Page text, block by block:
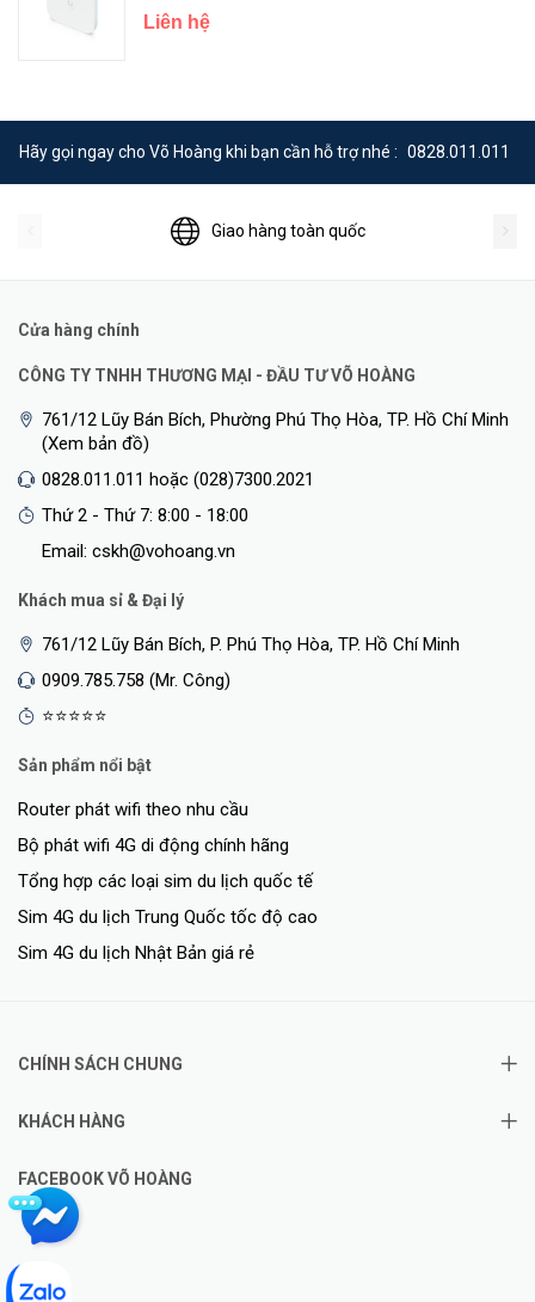
Liên hệ
Hãy gọi ngay cho Võ Hoàng khi bạn cần hỗ trợ nhé : 0828.011.011
Giao hàng toàn quốc
Cửa hàng chính
CÔNG TY TNHH THƯƠNG MẠI - ĐẦU TƯ VÕ HOÀNG
761/12 Lũy Bán Bích, Phường Phú Thọ Hòa, TP. Hồ Chí Minh
(Xem bản đồ)
0828.011.011 hoặc (028)7300.2021
Thứ 2 - Thứ 7: 8:00 - 18:00
Email: cskh@vohoang.vn
Khách mua sỉ & Đại lý
761/12 Lũy Bán Bích, P. Phú Thọ Hòa, TP. Hồ Chí Minh
0909.785.758 (Mr. Công)
⭐⭐⭐⭐⭐
Sản phẩm nổi bật
Router phát wifi theo nhu cầu
Bộ phát wifi 4G di động chính hãng
Tổng hợp các loại sim du lịch quốc tế
Sim 4G du lịch Trung Quốc tốc độ cao
Sim 4G du lịch Nhật Bản giá rẻ
CHÍNH SÁCH CHUNG
KHÁCH HÀNG
FACEBOOK VÕ HOÀNG